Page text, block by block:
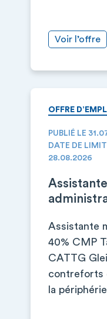
Voir l’offre
OFFRE
PUBLIÉ LE
DATE DE
28.08.2026
Assistante
40% CMP
CATTG
contreforts
la